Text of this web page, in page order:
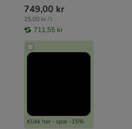
749,00 kr
25,00 kr / l
711,55 kr
Klikk her - spar -15%